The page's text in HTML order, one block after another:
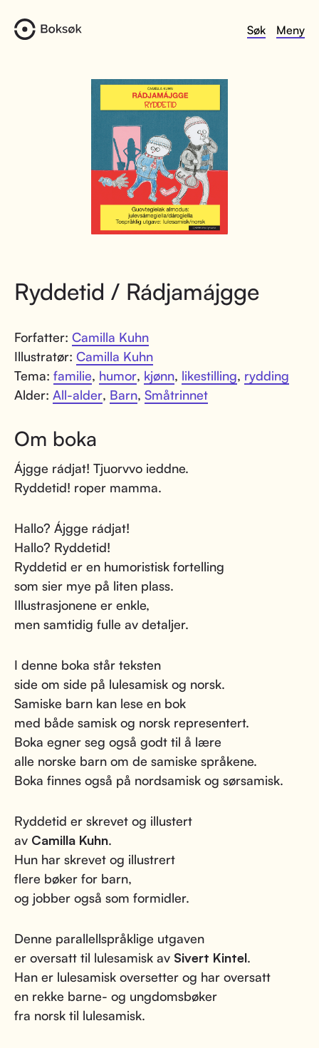
Søk Meny
Ryddetid / Rádjamájgge
Forfatter: Camilla Kuhn
Illustratør: Camilla Kuhn
Tema: familie, humor, kjønn, likestilling, rydding
Alder: All-alder, Barn, Småtrinnet
Om boka
Ájgge rádjat! Tjuorvvo ieddne.
Ryddetid! roper mamma.
Hallo? Ájgge rádjat!
Hallo? Ryddetid!
Ryddetid er en humoristisk fortelling
som sier mye på liten plass.
Illustrasjonene er enkle,
men samtidig fulle av detaljer.
I denne boka står teksten
side om side på lulesamisk og norsk.
Samiske barn kan lese en bok
med både samisk og norsk representert.
Boka egner seg også godt til å lære
alle norske barn om de samiske språkene.
Boka finnes også på nordsamisk og sørsamisk.
Ryddetid er skrevet og illustert
av Camilla Kuhn.
Hun har skrevet og illustrert
flere bøker for barn,
og jobber også som formidler.
Denne parallellspråklige utgaven
er oversatt til lulesamisk av Sivert Kintel.
Han er lulesamisk oversetter og har oversatt
en rekke barne- og ungdomsbøker
fra norsk til lulesamisk.